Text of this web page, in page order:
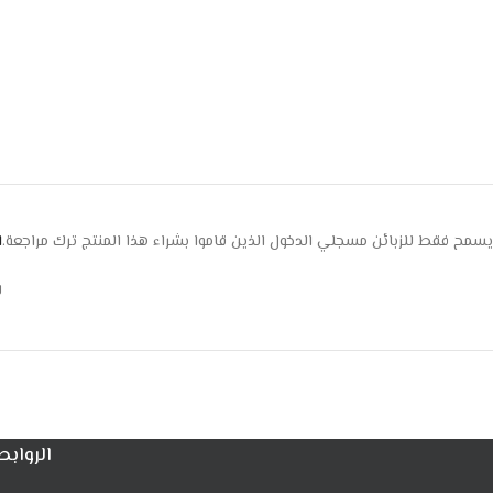
يسمح فقط للزبائن مسجلي الدخول الذين قاموا بشراء هذا المنتج ترك مراجعة.